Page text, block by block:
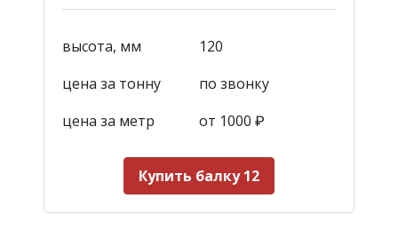
высота, мм
120
цена за тонну
по звонку
цена за метр
от 1000 ₽
Купить балку 12